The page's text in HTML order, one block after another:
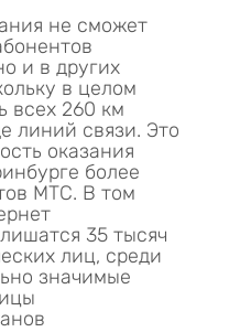
не сможет
и в других
в целом
всех 260 км
линий связи. Это
оказания
более
МТС. В том
35 тысяч
лиц, среди
значимые